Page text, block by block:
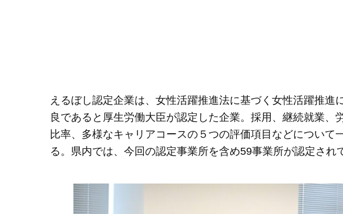
えるぼし認定企業は、女性活躍推進法に基づく女性活躍推進
良であると厚生労働大臣が認定した企業。採用、継続就業、
比率、多様なキャリアコースの５つの評価項目などについて
る。県内では、今回の認定事業所を含め59事業所が認定され